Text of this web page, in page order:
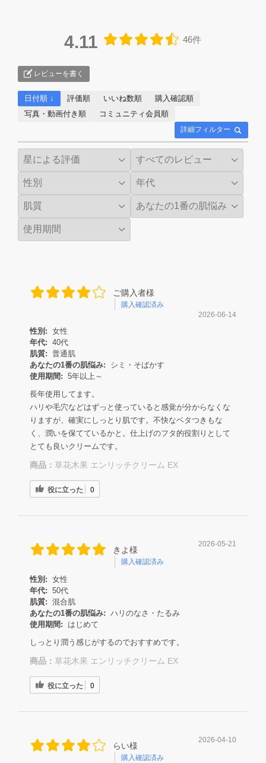
4.11 46件
レビューを書く
詳細フィルター
日付順 ↓ 評価順 いいね数順
購入確認順
写真・動画付き順
コミュニティ会員順
ご購入者様
購入確認済み
2026-06-14
性別: 女性
年代: 40代
肌質: 普通肌
あなたの1番の肌悩み:
シミ・そばかす
使用期間: 5年以上～
長年使用してます。
ハリや毛穴などはずっと使っていると感覚が分からなくな
りますが、確実にしっとり肌です。不快なベタつきもな
く、潤いを保てているかと。仕上げのフタ的役割りとして
とても良いクリームです。
商品： 草花木果 エンリッチクリーム EX
役に立った 0
きよ様
購入確認済み
2026-05-21
性別: 女性
年代: 50代
肌質: 混合肌
あなたの1番の肌悩み: ハリのなさ・たるみ
使用期間:
はじめて
しっとり潤う感じがするのでおすすめです。
商品： 草花木果 エンリッチクリーム EX
役に立った 0
らい様
購入確認済み
2026-04-10